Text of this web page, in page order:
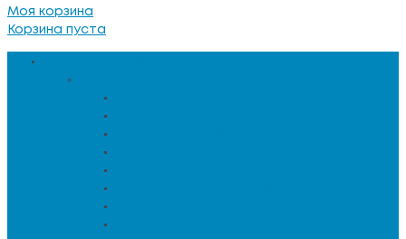
Моя корзина
Корзина пуста